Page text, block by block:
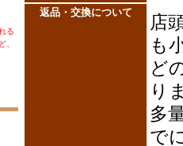
る
、
返品・交換について
店
も
ど
り
多
で